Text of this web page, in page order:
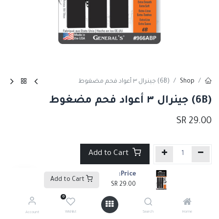
Price:
29.00
Home
Search
0
Wishlist
Account
Shop (6B) جينرال ٣ أعواد فحم مضغوط
(6B) جينرال ٣ أعواد فحم مضغوط
29.00
Add to Cart
إضافة إلى قائمة الأمنيات
أقلام رصاص وفحم2 أقلام فحم